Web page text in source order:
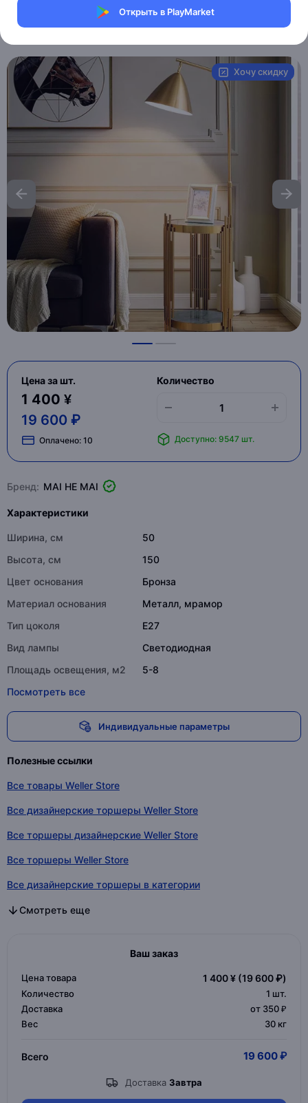
Открыть в PlayMarket
Магазин Weller Store
Хочу скидку
Цена за шт.
1 400 ¥
19 600 ₽
Оплачено: 10
Количество
Доступно: 9547 шт.
Бренд: MAI HE MAI
Характеристики
Ширина, см
50
Высота, см
150
Цвет основания
Бронза
Материал основания
Металл, мрамор
Тип цоколя
E27
Вид лампы
Светодиодная
Площадь освещения, м2
5-8
Посмотреть все
Индивидуальные параметры
Полезные ссылки
Все товары Weller Store
Все дизайнерские торшеры Weller Store
Все торшеры дизайнерские Weller Store
Все торшеры Weller Store
Все дизайнерские торшеры в категории
Все торшеры дизайнерские в категории
Все торшеры в категории
Смотреть еще
Ваш заказ
Цена товара 1 400 ¥ (19 600 ₽)
Количество 1 шт.
Доставка
от 350 ₽
Вес
30 кг
Всего 19 600 ₽
Доставка Завтра